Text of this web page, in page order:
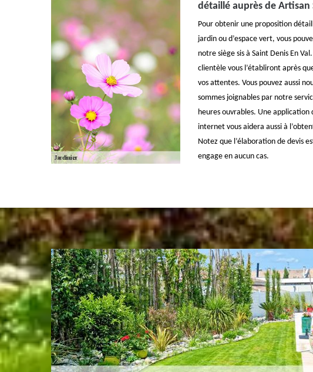
détaillé auprès de Artisan
Pour obtenir une proposition
jardin ou d’espace vert, vous
notre siège sis à Saint Denis En
clientèle vous l’établiront après
vos attentes. Vous pouvez aussi
sommes joignables par notre
heures ouvrables. Une application
internet vous aidera aussi à
Notez que l’élaboration de devis
engage en aucun cas.